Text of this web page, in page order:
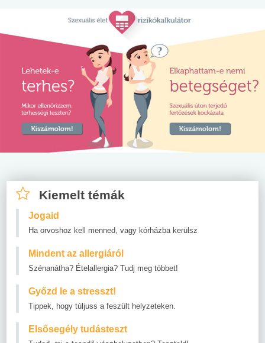
Kiemelt témák
Jogaid
Ha orvoshoz kell menned, vagy kórházba kerülsz
Mindent az allergiáról
Szénanátha? Ételallergia? Tudj meg többet!
Győzd le a stresszt!
Tippek, hogy túljuss a feszült helyzeteken.
Elsősegély tudásteszt